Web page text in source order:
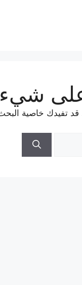
على شيء
قد تفيدك خاصية